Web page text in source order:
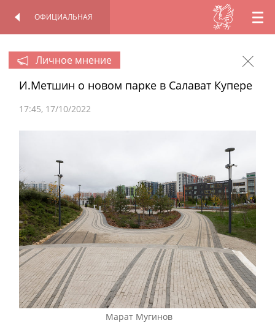
RU
ОФИЦИАЛЬНАЯ
Личное мнение
И.Метшин о новом парке в Салават Купере
17:45 17/10/2022
Марат Мугинов
ПЕРСОНАЛЬНАЯ
ОФИЦИАЛЬНАЯ